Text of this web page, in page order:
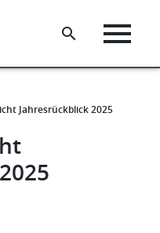
Jahresrückblick 2025